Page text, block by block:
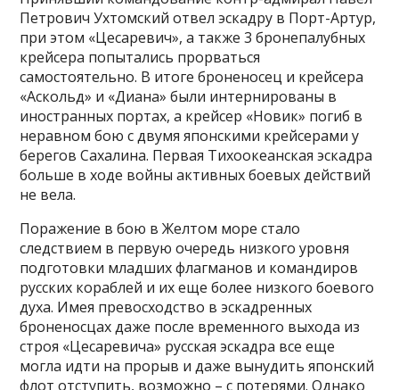
Петрович Ухтомский отвел эскадру в Порт-Артур,
при этом «Цесаревич», а также 3 бронепалубных
крейсера попытались прорваться
самостоятельно. В итоге броненосец и крейсера
«Аскольд» и «Диана» были интернированы в
иностранных портах, а крейсер «Новик» погиб в
неравном бою с двумя японскими крейсерами у
берегов Сахалина. Первая Тихоокеанская эскадра
больше в ходе войны активных боевых действий
не вела.
Поражение в бою в Желтом море стало
следствием в первую очередь низкого уровня
подготовки младших флагманов и командиров
русских кораблей и их еще более низкого боевого
духа. Имея превосходство в эскадренных
броненосцах даже после временного выхода из
строя «Цесаревича» русская эскадра все еще
могла идти на прорыв и даже вынудить японский
флот отступить, возможно – с потерями. Однако